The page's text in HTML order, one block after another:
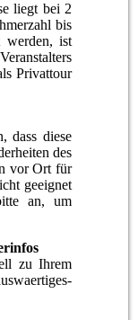
liegt bei 2
bis
werden, ist
Privattour
dass diese
des
vor Ort für
geeignet
an, um
zu Ihrem